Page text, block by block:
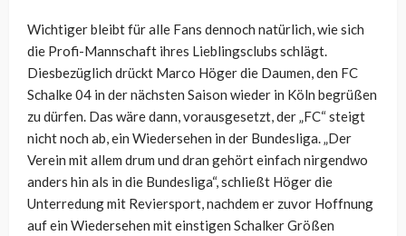
Wichtiger bleibt für alle Fans dennoch natürlich, wie sich
die Profi-Mannschaft ihres Lieblingsclubs schlägt.
Diesbezüglich drückt Marco Höger die Daumen, den FC
Schalke 04 in der nächsten Saison wieder in Köln begrüßen
zu dürfen. Das wäre dann, vorausgesetzt, der „FC“ steigt
nicht noch ab, ein Wiedersehen in der Bundesliga. „Der
Verein mit allem drum und dran gehört einfach nirgendwo
anders hin als in die Bundesliga“, schließt Höger die
Unterredung mit Reviersport, nachdem er zuvor Hoffnung
auf ein Wiedersehen mit einstigen Schalker Größen